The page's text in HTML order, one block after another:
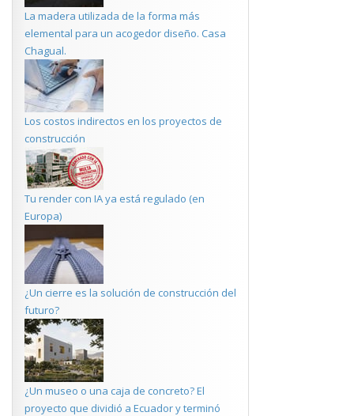
La madera utilizada de la forma más
elemental para un acogedor diseño. Casa
Chagual.
Los costos indirectos en los proyectos de
construcción
Tu render con IA ya está regulado (en
Europa)
¿Un cierre es la solución de construcción del
futuro?
¿Un museo o una caja de concreto? El
proyecto que dividió a Ecuador y terminó